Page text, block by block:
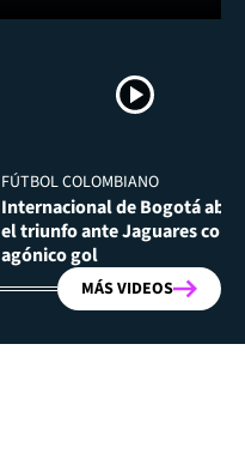
FÚTBOL COLOMBIANO
Internacional de Bogotá
el triunfo ante Jaguares con
agónico gol
MÁS VIDEOS